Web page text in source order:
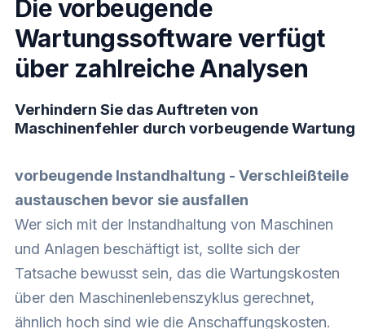
Die vorbeugende
Wartungssoftware verfügt
über zahlreiche Analysen
Verhindern Sie das Auftreten von
Maschinenfehler durch vorbeugende Wartung
vorbeugende Instandhaltung - Verschleißteile
austauschen bevor sie ausfallen
Wer sich mit der Instandhaltung von Maschinen
und Anlagen beschäftigt ist, sollte sich der
Tatsache bewusst sein, das die Wartungskosten
über den Maschinenlebenszyklus gerechnet,
ähnlich hoch sind wie die Anschaffungskosten.